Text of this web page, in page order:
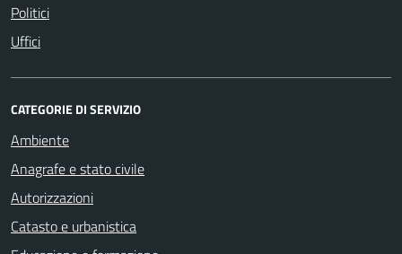
Politici
Uffici
CATEGORIE DI SERVIZIO
Ambiente
Anagrafe e stato civile
Autorizzazioni
Catasto e urbanistica